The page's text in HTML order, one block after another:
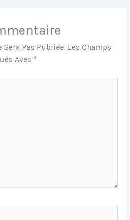
EPas Publiée. Les Champs
Avec *